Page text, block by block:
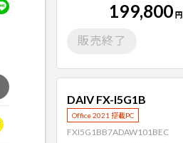
199,800 円
販売終了
DAIV FX-I5G1B
Office 2021 搭載PC
FXI5G1BB7ADAW101BEC